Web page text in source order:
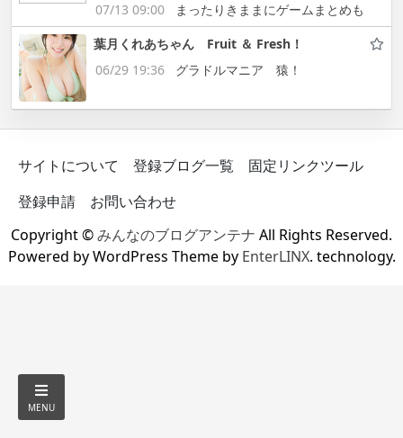
07/13 09:00
まったりきままにゲームまとめも
葉月くれあちゃん Fruit ＆ Fresh！
06/29 19:36
グラドルマニア 猿！
サイトについて 登録ブログ一覧
固定リンクツール
登録申請
お問い合わせ
Copyright ©みんなのブログアンテナ All Rights Reserved.
Powered by WordPress Theme by EnterLINX. technology.
MENU